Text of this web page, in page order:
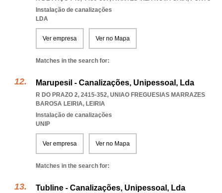
Instalação de canalizações
LDA
Ver empresa Ver no Mapa
Matches in the search for:
Marupesil - Canalizações, Unipessoal, Lda
R DO PRAZO 2, 2415-352, UNIAO FREGUESIAS MARRAZES
BAROSA LEIRIA, LEIRIA
Instalação de canalizações
UNIP
Ver empresa Ver no Mapa
Matches in the search for:
Tubline - Canalizações, Unipessoal, Lda